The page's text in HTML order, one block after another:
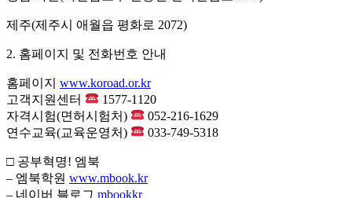
제주(제주시 애월읍 평화로 2072)
2. 홈페이지 및 전화번호 안내
홈페이지 www.koroad.or.kr
고객지원센터
1577-1120
자격시험(면허시험처)
052-216-1629
연수교육(교육운영처)
033-749-5318
□ 공부혁명! 엠북
– 엠북학원 www.mbook.kr
– 네이버 블로그 mbookkr